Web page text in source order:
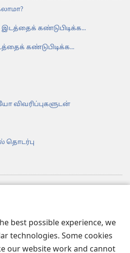
best possible experience, we
technologies. Some cookies
our website work and cannot
கண்டுபிடிக்க...
கண்டுபிடிக்க...
விவரிப்புகளுடன்
தொடர்பு